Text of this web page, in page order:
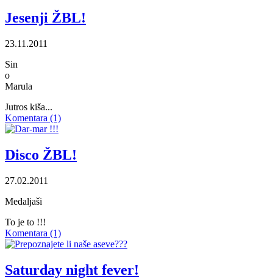
Jesenji ŽBL!
23.11.2011
Sin
o
Marula
Jutros kiša...
Komentara (1)
Disco ŽBL!
27.02.2011
Medaljaši
To je to !!!
Komentara (1)
Saturday night fever!